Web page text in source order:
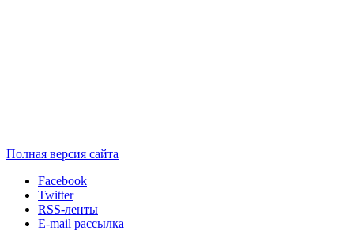
Полная версия сайта
Facebook
Twitter
RSS-ленты
E-mail рассылка